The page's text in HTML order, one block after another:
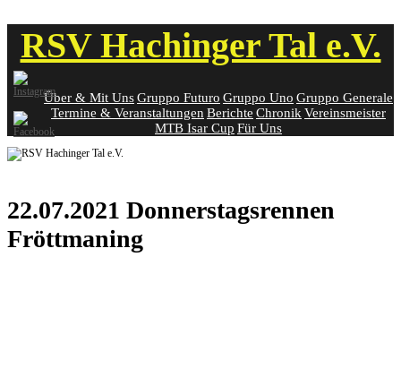
content
RSV Hachinger Tal e.V.
Über & Mit UnsGruppo Futuro Gruppo Uno Gruppo Generale
Termine & Veranstaltungen Berichte Chronik Vereinsmeister
MTB Isar Cup Für Uns
22.07.2021 Donnerstagsrennen
Fröttmaning